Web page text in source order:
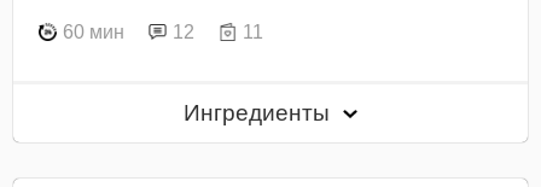
60 мин 12 11
Ингредиенты